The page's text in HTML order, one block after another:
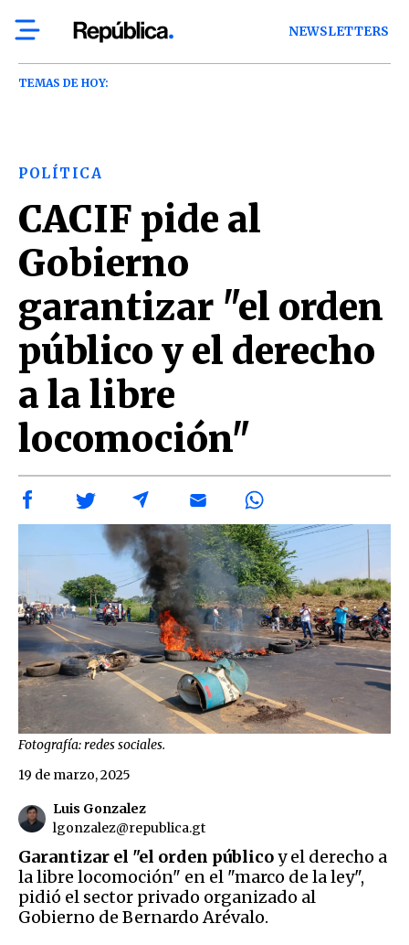
NEWSLETTERS
TEMAS DE HOY:
POLÍTICA
CACIF pide al
Gobierno
garantizar "el orden
público y el derecho
a la libre
locomoción"
Fotografía: redes sociales.
Luis Gonzalez
lgonzalez@republica.gt
19 de marzo, 2025
Garantizar el "el orden públicoy el derecho a
la libre locomoción" en el "marco de la ley",
pidió el sector privado organizado al
Gobierno de Bernardo Arévalo.